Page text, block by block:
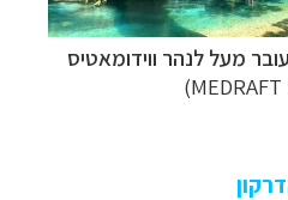
מעל לנהר ווידומאטיס
אירופהלחצו לרשימת היעדים »
אמריקה
לחצו לרשימת היעדים »
נופש
לחצו לרשימת היעדים »